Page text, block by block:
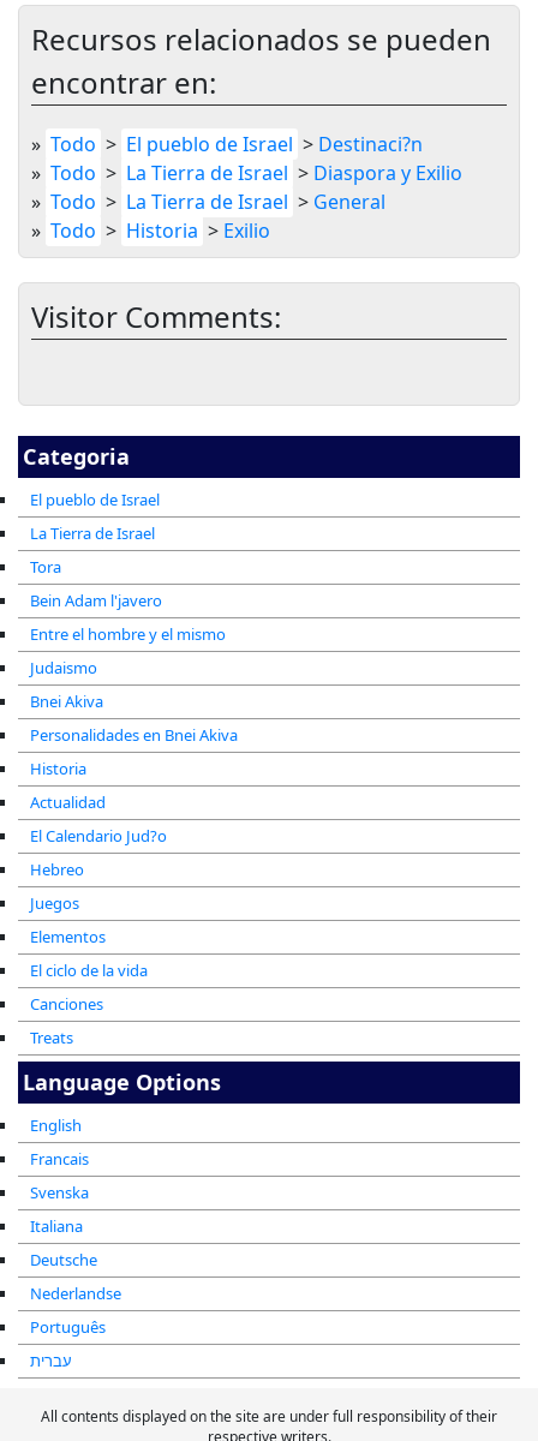
Categoria
El pueblo de Israel
La Tierra de Israel
Tora
Bein Adam l'javero
Entre el hombre y el mismo
Judaismo
Bnei Akiva
Personalidades en Bnei Akiva
Historia
Actualidad
El Calendario Jud?o
Hebreo
Juegos
Elementos
El ciclo de la vida
Canciones
Treats
Recursos relacionados se pueden
encontrar en:
» Todo > El pueblo de Israel > Destinaci?n
» Todo > La Tierra de Israel > Diaspora y Exilio
» Todo > La Tierra de Israel > General
» Todo > Historia > Exilio
Visitor Comments:
Language Options
English
Francais
Svenska
Italiana
Deutsche
Nederlandse
Português
עברית
All contents displayed on the site are under full responsibility of their
respective writers.